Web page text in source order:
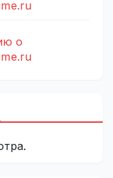
о